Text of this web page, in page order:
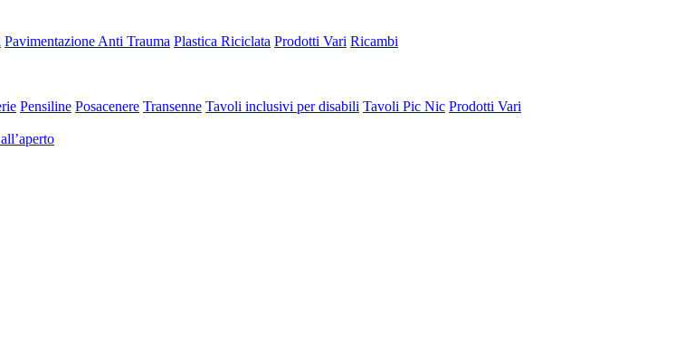
Pavimentazione Anti Trauma Plastica Riciclata Prodotti Vari Ricambi
Pensiline Posacenere Transenne Tavoli inclusivi per disabili Tavoli Pic Nic Prodotti Vari